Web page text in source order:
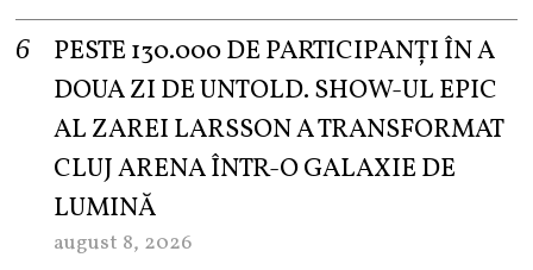
PESTE 130.000 DE PARTICIPANȚI ÎN A
DOUA ZI DE UNTOLD. SHOW-UL EPIC
AL ZAREI LARSSON A TRANSFORMAT
CLUJ ARENA ÎNTR-O GALAXIE DE
LUMINĂ
august 8, 2026